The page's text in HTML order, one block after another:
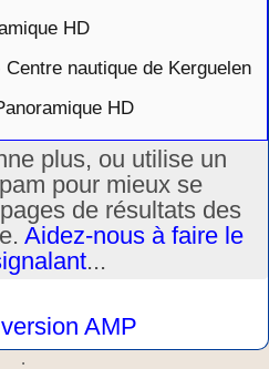
HD
nautique de Kerguelen
HD
plus, ou utilise un
pour mieux se
de résultats des
Aidez-nous à faire le
...
AMP
.